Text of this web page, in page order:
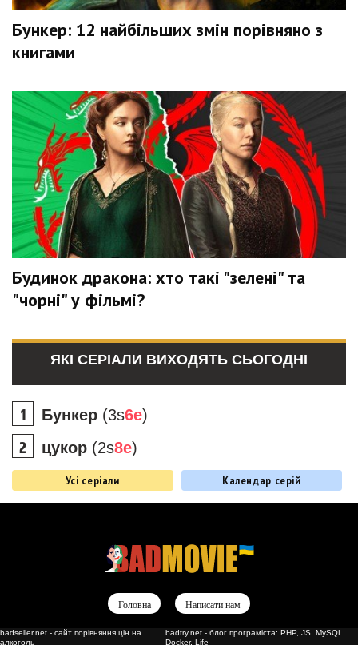
Бункер: 12 найбільших змін порівняно з
книгами
Будинок дракона: хто такі "зелені" та
"чорні" у фільмі?
ЯКІ СЕРІАЛИ ВИХОДЯТЬ СЬОГОДНІ
Бункер (3s6e)
цукор (2s8e)
Усі серіали Календар серій
Головна Написати нам
badseller.net - сайт порівняння цін на
алкоголь
badtry.net - блог програміста: PHP, JS, MySQL,
Docker, Life